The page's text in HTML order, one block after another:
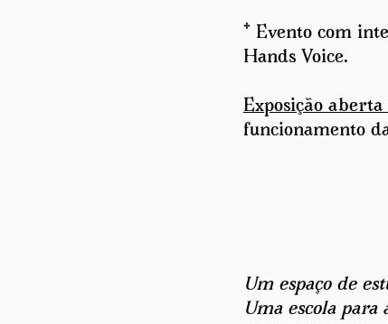
* Evento com
Hands Voice.
Exposição
funcionamento
Um espaço de
Uma escola